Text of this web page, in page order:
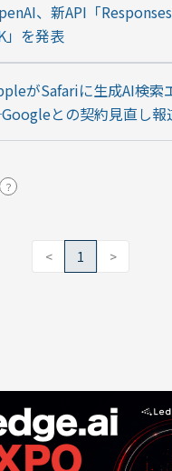
、新API「
」を発表
がSafariに生成AI検索
との契約見直し報
？
< 1 >